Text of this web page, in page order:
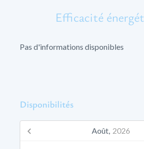
Efficacité
Pas d'informations disponibles
Disponibilités
Août, 2026